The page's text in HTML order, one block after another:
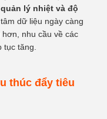
lý nhiệt và độ
tâm dữ liệu ngày càng
nhu cầu về các
tăng.
thúc đẩy tiêu